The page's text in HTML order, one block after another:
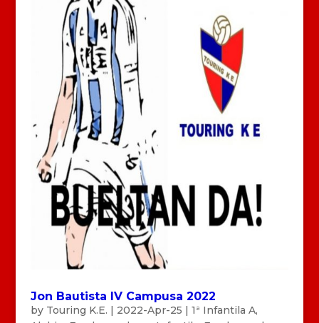
Jon Bautista IV Campusa 2022
by Touring K.E. | 2022-Apr-25 | 1ª Infantila A,